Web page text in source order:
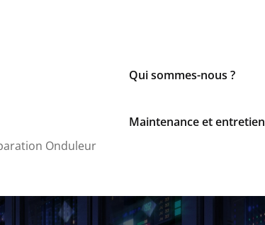
Onduleur
Qui sommes-nous ?
Maintenance et entretien